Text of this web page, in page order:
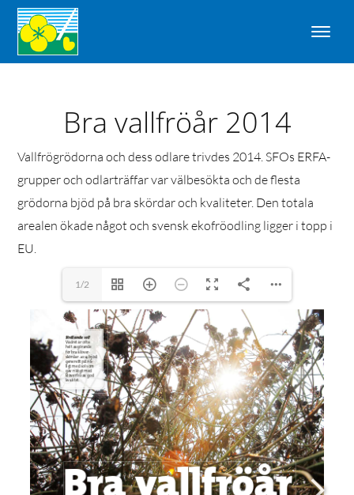
Bra vallfröår 2014
Vallfrögrödorna och dess odlare trivdes 2014. SFOs ERFA-
grupper och odlarträffar var välbesökta och de flesta
grödorna bjöd på bra skördar och kvaliteter. Den totala
arealen ökade något och svensk ekofröodling ligger i topp i
EU.
1/2